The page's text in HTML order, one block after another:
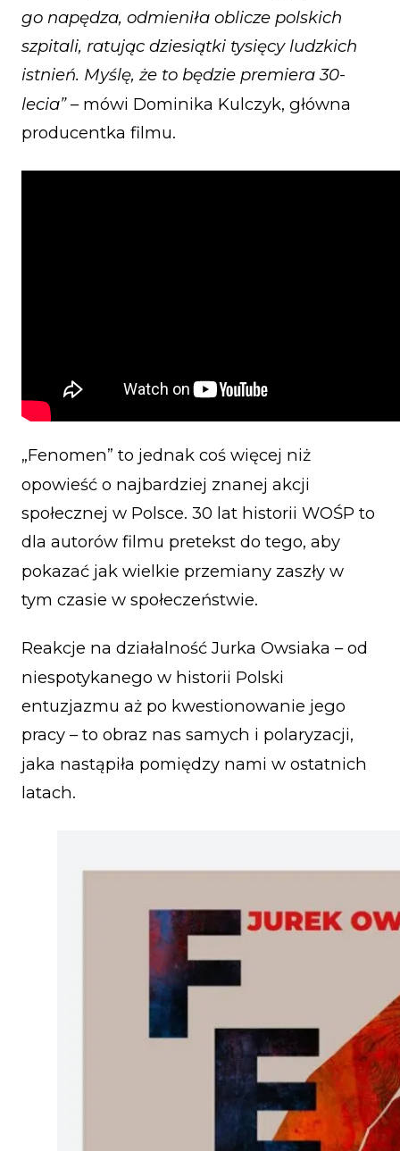
go napędza, odmieniła oblicze polskich
szpitali, ratując dziesiątki tysięcy ludzkich
istnień. Myślę, że to będzie premiera 30-
lecia” –mówi Dominika Kulczyk, główna
producentka filmu.
„Fenomen” to jednak coś więcej niż
opowieść o najbardziej znanej akcji
społecznej w Polsce. 30 lat historii WOŚP to
dla autorów filmu pretekst do tego, aby
pokazać jak wielkie przemiany zaszły w
tym czasie w społeczeństwie.
Reakcje na działalność Jurka Owsiaka – od
niespotykanego w historii Polski
entuzjazmu aż po kwestionowanie jego
pracy – to obraz nas samych i polaryzacji,
jaka nastąpiła pomiędzy nami w ostatnich
latach.